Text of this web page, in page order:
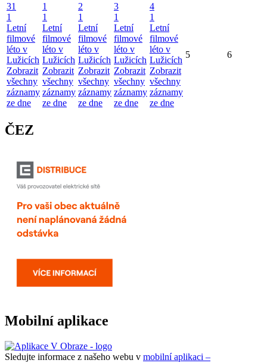
31
1
Letní
filmové
léto v
Lužicích
Zobrazit
všechny
záznamy
ze dne
1
1
Letní
filmové
léto v
Lužicích
Zobrazit
všechny
záznamy
ze dne
2
1
Letní
filmové
léto v
Lužicích
Zobrazit
všechny
záznamy
ze dne
3
1
Letní
filmové
léto v
Lužicích
Zobrazit
všechny
záznamy
ze dne
4
1
Letní
filmové
léto v
Lužicích
Zobrazit
všechny
záznamy
ze dne
5 6
ČEZ
Mobilní aplikace
Sledujte informace z našeho webu v mobilní aplikaci –